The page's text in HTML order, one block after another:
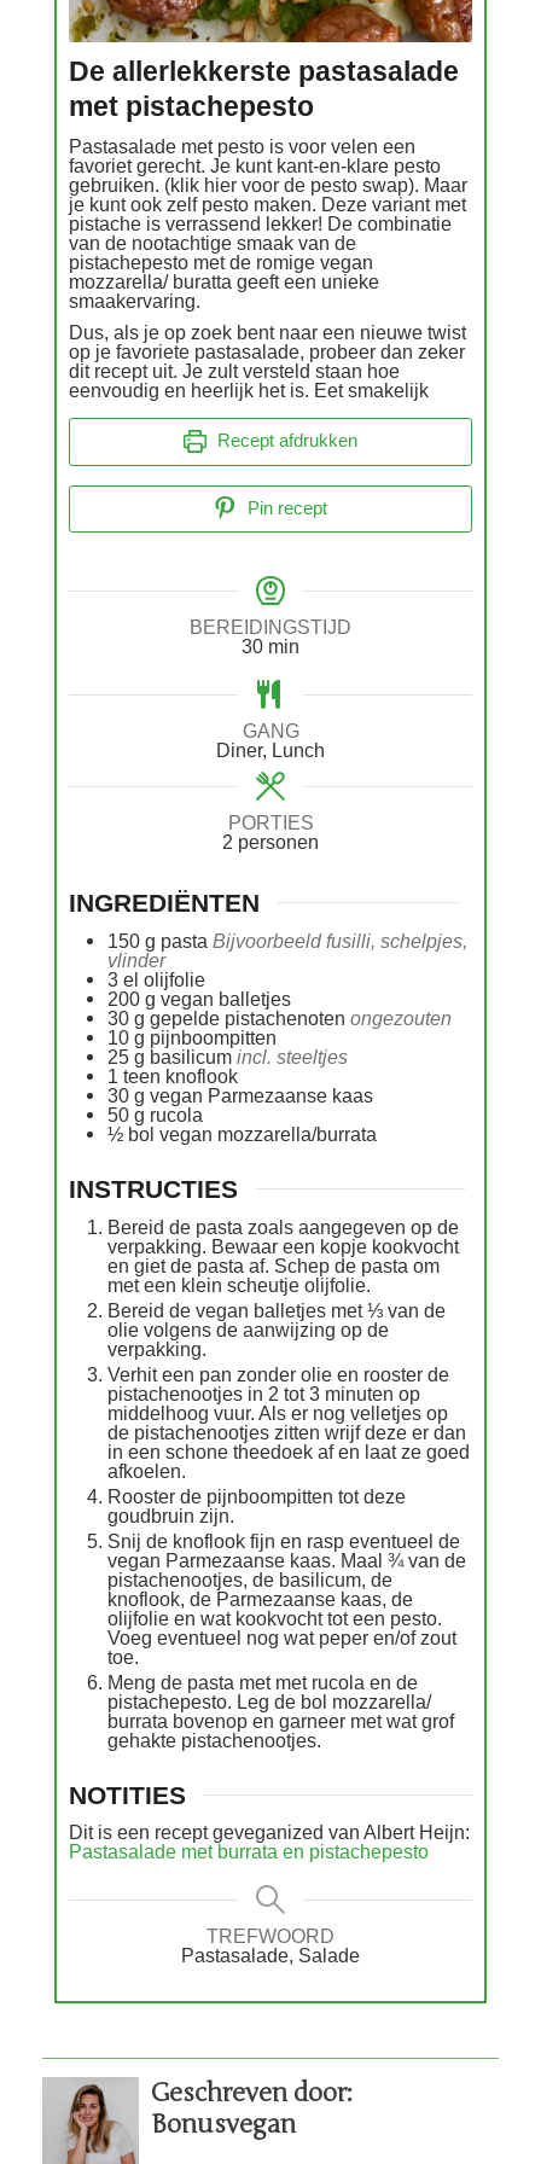
De allerlekkerste pastasalade
met pistachepesto
Pastasalade met pesto is voor velen een
favoriet gerecht. Je kunt kant-en-klare pesto
gebruiken. (klik hier voor de pesto swap). Maar
je kunt ook zelf pesto maken. Deze variant met
pistache is verrassend lekker! De combinatie
van de nootachtige smaak van de
pistachepesto met de romige vegan
mozzarella/ buratta geeft een unieke
smaakervaring.
Dus, als je op zoek bent naar een nieuwe twist
op je favoriete pastasalade, probeer dan zeker
dit recept uit. Je zult versteld staan hoe
eenvoudig en heerlijk het is. Eet smakelijk
Recept afdrukken
Pin recept
BEREIDINGSTIJD
30 min
GANG
Diner, Lunch
PORTIES
2 personen
INGREDIËNTEN
150 g pasta Bijvoorbeeld fusilli, schelpjes,
vlinder
3 el olijfolie
200 g vegan balletjes
30 g gepelde pistachenoten ongezouten
10 g pijnboompitten
25 g basilicum incl. steeltjes
1 teen knoflook
30 g vegan Parmezaanse kaas
50 g rucola
½ bol vegan mozzarella/burrata
INSTRUCTIES
Bereid de pasta zoals aangegeven op de
verpakking. Bewaar een kopje kookvocht
en giet de pasta af. Schep de pasta om
met een klein scheutje olijfolie.
Bereid de vegan balletjes met ⅓ van de
olie volgens de aanwijzing op de
verpakking.
Verhit een pan zonder olie en rooster de
pistachenootjes in 2 tot 3 minuten op
middelhoog vuur. Als er nog velletjes op
de pistachenootjes zitten wrijf deze er dan
in een schone theedoek af en laat ze goed
afkoelen.
Rooster de pijnboompitten tot deze
goudbruin zijn.
Snij de knoflook fijn en rasp eventueel de
vegan Parmezaanse kaas. Maal ¾ van de
pistachenootjes, de basilicum, de
knoflook, de Parmezaanse kaas, de
olijfolie en wat kookvocht tot een pesto.
Voeg eventueel nog wat peper en/of zout
toe.
Meng de pasta met met rucola en de
pistachepesto. Leg de bol mozzarella/
burrata bovenop en garneer met wat grof
gehakte pistachenootjes.
NOTITIES
Dit is een recept geveganized van Albert Heijn:
Pastasalade met burrata en pistachepesto
TREFWOORD
Pastasalade, Salade
Geschreven door:
Bonusvegan